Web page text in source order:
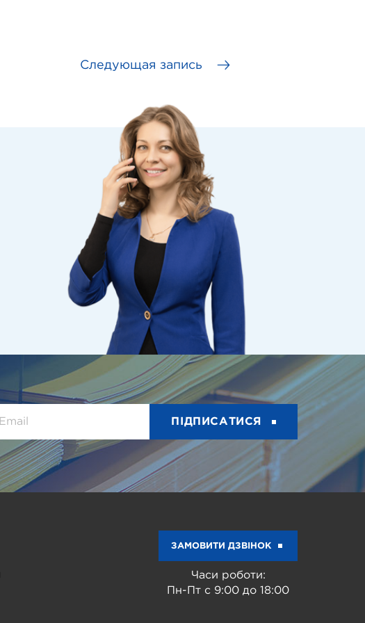
Следующая запись
ПІДПИСАТИСЯ
ЗАМОВИТИ ДЗВІНОК
Часи роботи:
Пн-Пт с 9:00 до 18:00